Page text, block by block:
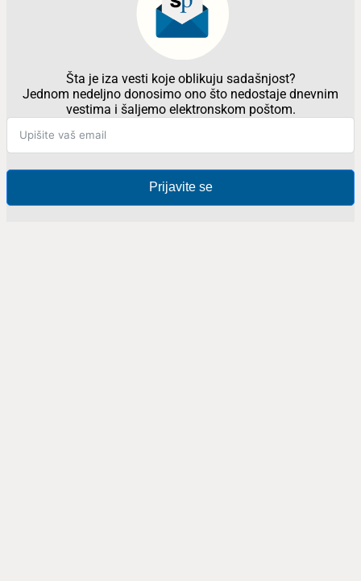
Šta je iza vesti koje oblikuju sadašnjost?
Jednom nedeljno donosimo ono što nedostaje dnevnim
vestima i šaljemo elektronskom poštom.
Prijavite se